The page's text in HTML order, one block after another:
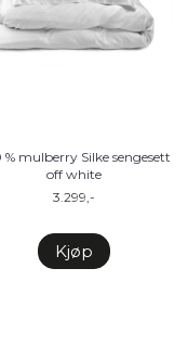
% mulberry Silke sengesett
off white
3.299,-
Kjøp